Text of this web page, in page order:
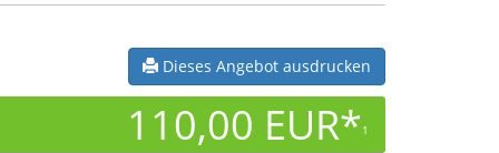
Dieses Angebot ausdrucken
110,00 EUR*1